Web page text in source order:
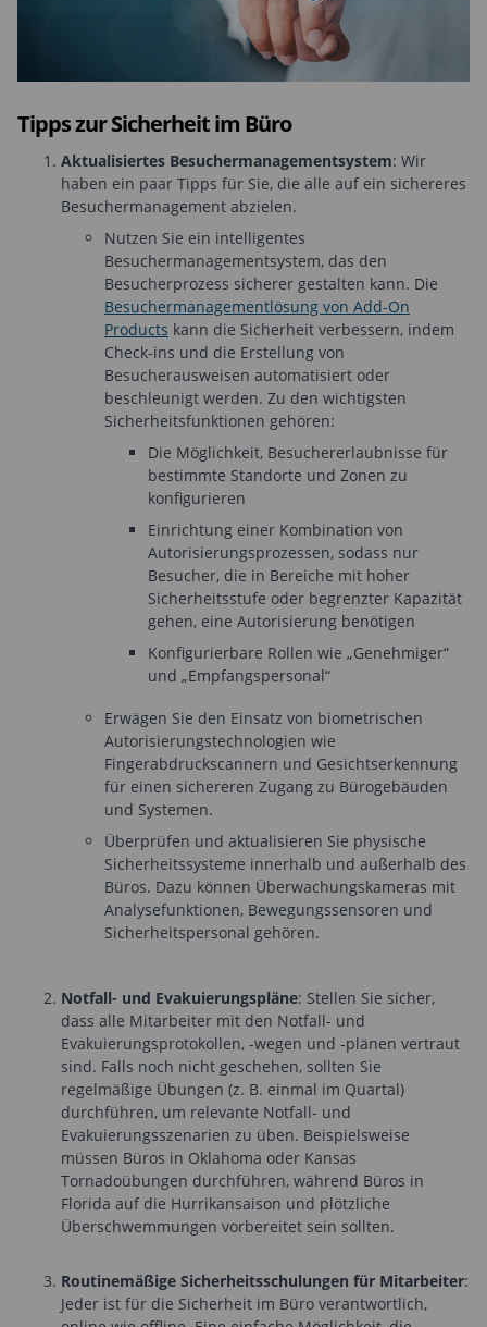
Tipps zur Sicherheit im Büro
Aktualisiertes Besuchermanagementsystem: Wir
haben ein paar Tipps für Sie, die alle auf ein sichereres
Besuchermanagement abzielen.
Nutzen Sie ein intelligentes
Besuchermanagementsystem, das den
Besucherprozess sicherer gestalten kann. Die
Besuchermanagementlösung von Add-On
Products kann die Sicherheit verbessern, indem
Check-ins und die Erstellung von
Besucherausweisen automatisiert oder
beschleunigt werden. Zu den wichtigsten
Sicherheitsfunktionen gehören:
Die Möglichkeit, Besuchererlaubnisse für
bestimmte Standorte und Zonen zu
konfigurieren
Einrichtung einer Kombination von
Autorisierungsprozessen, sodass nur
Besucher, die in Bereiche mit hoher
Sicherheitsstufe oder begrenzter Kapazität
gehen, eine Autorisierung benötigen
Konfigurierbare Rollen wie „Genehmiger“
und „Empfangspersonal“
Erwägen Sie den Einsatz von biometrischen
Autorisierungstechnologien wie
Fingerabdruckscannern und Gesichtserkennung
für einen sichereren Zugang zu Bürogebäuden
und Systemen.
Überprüfen und aktualisieren Sie physische
Sicherheitssysteme innerhalb und außerhalb des
Büros. Dazu können Überwachungskameras mit
Analysefunktionen, Bewegungssensoren und
Sicherheitspersonal gehören.
Notfall- und Evakuierungspläne: Stellen Sie sicher,
dass alle Mitarbeiter mit den Notfall- und
Evakuierungsprotokollen, -wegen und -plänen vertraut
sind. Falls noch nicht geschehen, sollten Sie
regelmäßige Übungen (z. B. einmal im Quartal)
durchführen, um relevante Notfall- und
Evakuierungsszenarien zu üben. Beispielsweise
müssen Büros in Oklahoma oder Kansas
Tornadoübungen durchführen, während Büros in
Florida auf die Hurrikansaison und plötzliche
Überschwemmungen vorbereitet sein sollten.
Routinemäßige Sicherheitsschulungen für Mitarbeiter:
Jeder ist für die Sicherheit im Büro verantwortlich,